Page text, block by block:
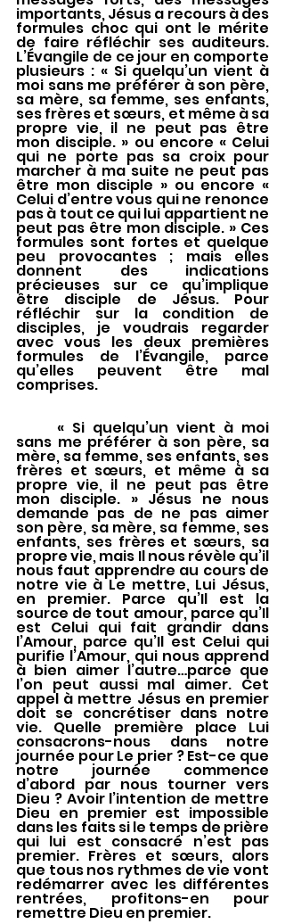
importants, Jésus a recours à des
formules choc qui ont le mérite
de faire réfléchir ses auditeurs.
L’Évangile de ce jour en comporte
plusieurs : « Si quelqu’un vient à
moi sans me préférer à son père,
sa mère, sa femme, ses enfants,
ses frères et sœurs, et même à sa
propre vie, il ne peut pas être
mon disciple. » ou encore « Celui
qui ne porte pas sa croix pour
marcher à ma suite ne peut pas
être mon disciple » ou encore «
Celui d’entre vous qui ne renonce
pas à tout ce qui lui appartient ne
peut pas être mon disciple. » Ces
formules sont fortes et quelque
peu provocantes ; mais elles
donnent des indications
précieuses sur ce qu’implique
être disciple de Jésus. Pour
réfléchir sur la condition de
disciples, je voudrais regarder
avec vous les deux premières
formules de l’Évangile, parce
qu’elles peuvent être mal
comprises.
sans me préférer à son père, sa
mère, sa femme, ses enfants, ses
frères et sœurs, et même à sa
propre vie, il ne peut pas être
mon disciple. » Jésus ne nous
demande pas de ne pas aimer
son père, sa mère, sa femme, ses
enfants, ses frères et sœurs, sa
propre vie, mais Il nous révèle qu’il
nous faut apprendre au cours de
notre vie à Le mettre, Lui Jésus,
en premier. Parce qu’Il est la
source de tout amour, parce qu’Il
est Celui qui fait grandir dans
l’Amour, parce qu’Il est Celui qui
purifie l’Amour, qui nous apprend
à bien aimer l’autre…parce que
l’on peut aussi mal aimer. Cet
appel à mettre Jésus en premier
doit se concrétiser dans notre
vie. Quelle première place Lui
consacrons-nous dans notre
journée pour Le prier ? Est-ce que
notre journée commence
d’abord par nous tourner vers
Dieu ? Avoir l’intention de mettre
Dieu en premier est impossible
dans les faits si le temps de prière
qui lui est consacré n’est pas
premier. Frères et sœurs, alors
que tous nos rythmes de vie vont
redémarrer avec les différentes
rentrées, profitons-en pour
remettre Dieu en premier.